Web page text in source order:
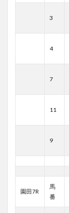
3
4
7
11
9
園田7R
馬
番